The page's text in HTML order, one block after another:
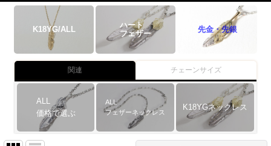
K18YG/ALL
ハート
フェザー
先金・先銀
関連 チェーンサイズ
ALL
価格で選ぶ
ALL
フェザーネックレス
K18YGネックレス